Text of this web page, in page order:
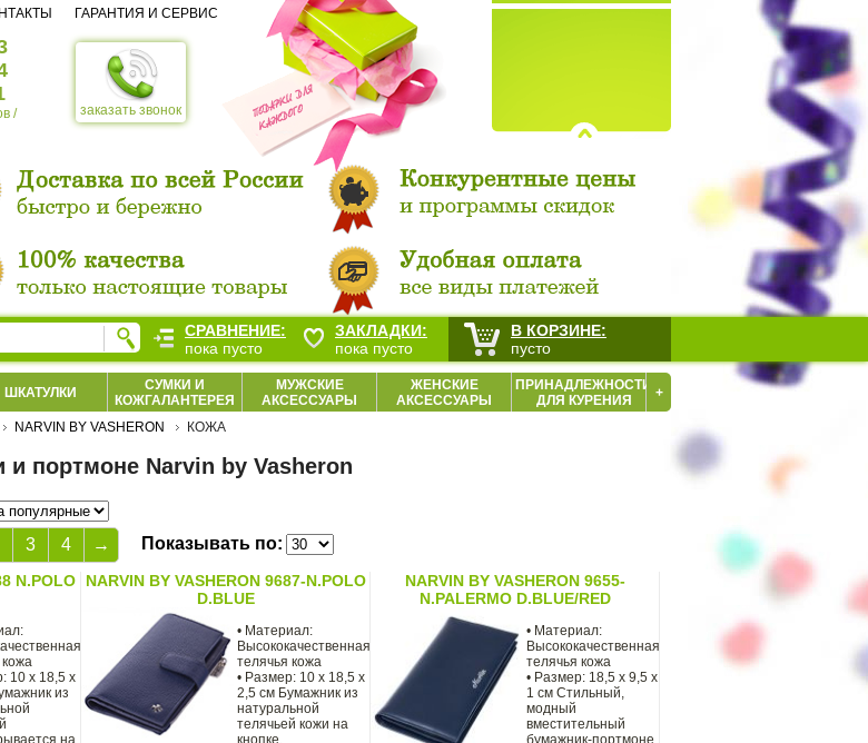
заказать звонок
/
ГАРАНТИЯ И СЕРВИС
ШКАТУЛКИ
СУМКИ И
КОЖГАЛАНТЕРЕЯ
МУЖСКИЕ
АКСЕССУАРЫ
ЖЕНСКИЕ
АКСЕССУАРЫ
ПРИНАДЛЕЖНОСТИ
ДЛЯ КУРЕНИЯ
+
NARVIN BY VASHERON КОЖА
портмоне Narvin by Vasheron
3 4 → Показывать по:
N.POLO
10 х 18,5 х
из
на
NARVIN BY VASHERON 9687-N.POLO
D.BLUE
• Материал:
Высококачественная
телячья кожа
• Размер: 10 х 18,5 х
2,5 см Бумажник из
натуральной
телячьей кожи на
кнопке.
NARVIN BY VASHERON 9655-
N.PALERMO D.BLUE/RED
• Материал:
Высококачественная
телячья кожа
• Размер: 18,5 х 9,5 х
1 см Стильный,
модный
вместительный
бумажник-портмоне
СРАВНЕНИЕ:
пока пусто
ЗАКЛАДКИ:
пока пусто
В КОРЗИНЕ:
пусто